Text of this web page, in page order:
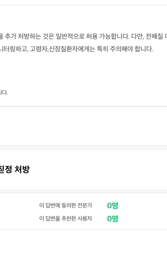
가 처방하는 것은 일반적으로 허용 가능합니다. 다만, 전해질
링하고, 고령자,신장질환자에게는 특히 주의해야 합니다.
다.
정 처방
이 답변에 동의한 전문가 0명
이 답변을 추천한 사용자 0명